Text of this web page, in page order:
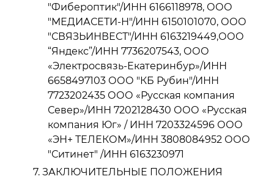
"Фибероптик"/ИНН 6166118978, ООО
"МЕДИАСЕТИ-Н"/ИНН 6150101070, ООО
"СВЯЗЬИНВЕСТ"/ИНН 6163219449,ООО
“Яндекс”/ИНН 7736207543, ООО
«Электросвязь-Екатеринбур»/ИНН
6658497103 ООО "КБ Рубин"/ИНН
7723202435 ООО «Русская компания
Север»/ИНН 7202128430 ООО «Русская
компания Юг» / ИНН 7203324596 ООО
«ЭН+ ТЕЛЕКОМ»/ИНН 3808084952 ООО
"Ситинет" /ИНН 6163230971
ЗАКЛЮЧИТЕЛЬНЫЕ ПОЛОЖЕНИЯ